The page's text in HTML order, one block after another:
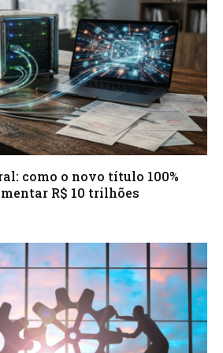
como o novo título 100%
R$ 10 trilhões